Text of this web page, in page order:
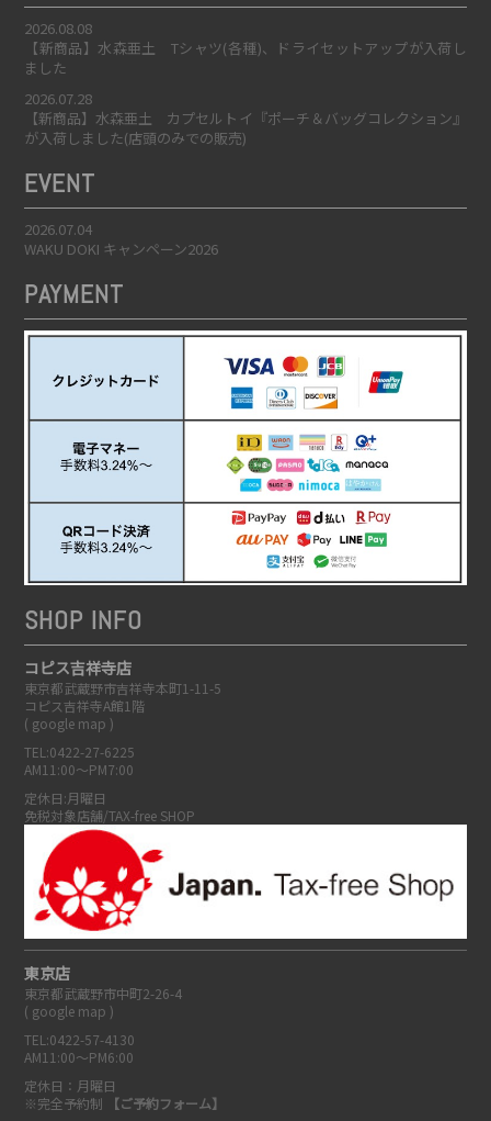
2026.08.08
【新商品】水森亜土 Tシャツ(各種)、ドライセットアップが入荷し
ました
2026.07.28
【新商品】水森亜土 カプセルトイ『ポーチ＆バッグコレクション』
が入荷しました(店頭のみでの販売)
EVENT
2026.07.04
WAKU DOKI キャンペーン2026
PAYMENT
SHOP INFO
コピス吉祥寺店
東京都武蔵野市吉祥寺本町1-11-5
コピス吉祥寺A館1階
( google map )
TEL:0422-27-6225
AM11:00～PM7:00
定休日:月曜日
免税対象店舗/TAX-free SHOP
東京店
東京都武蔵野市中町2-26-4
( google map )
TEL:0422-57-4130
AM11:00～PM6:00
定休日：月曜日
※完全予約制
【ご予約フォーム】